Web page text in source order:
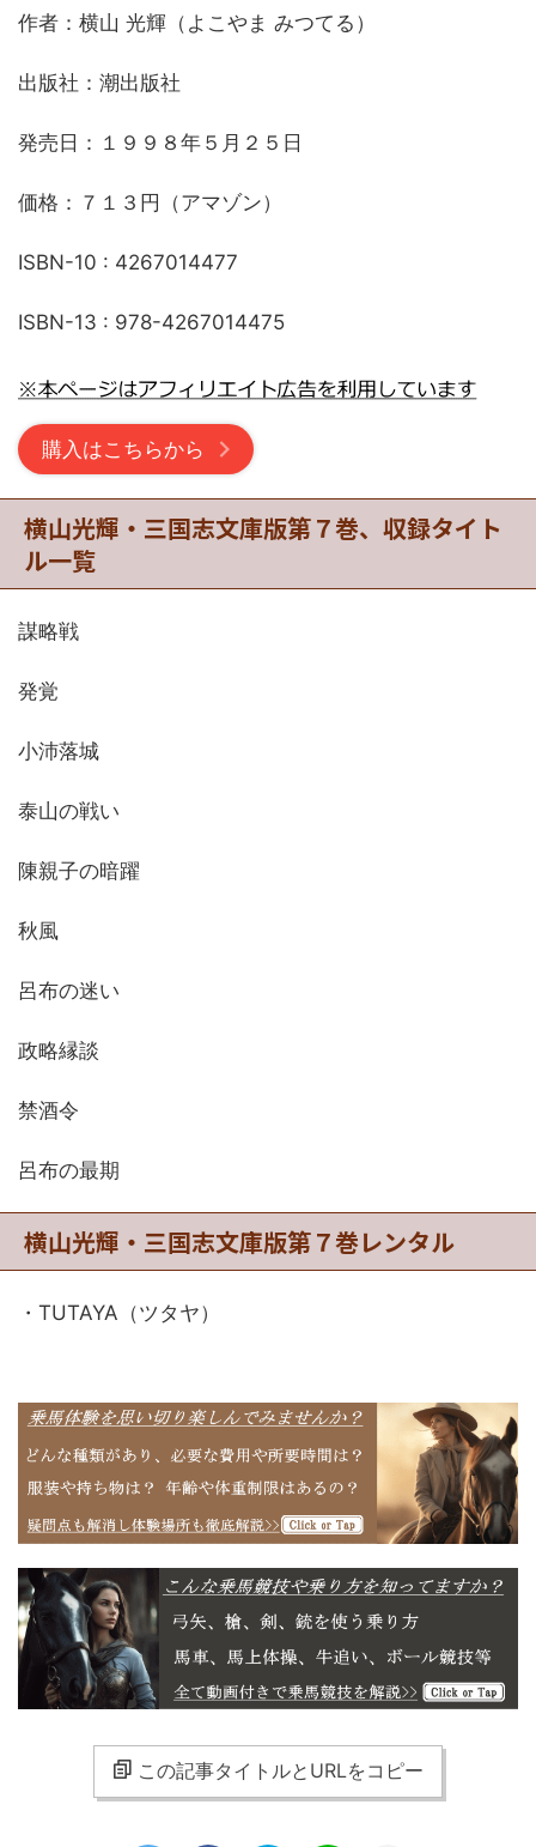
作者：横山 光輝（よこやま みつてる）
出版社：潮出版社
発売日：１９９８年５月２５日
価格：７１３円（アマゾン）
ISBN-10 : 4267014477
ISBN-13 : 978-4267014475
購入はこちらから
横山光輝・三国志文庫版第７巻、収録タイト
ル一覧
謀略戦
発覚
小沛落城
泰山の戦い
陳親子の暗躍
秋風
呂布の迷い
政略縁談
禁酒令
呂布の最期
横山光輝・三国志文庫版第７巻レンタル
・TUTAYA（ツタヤ）
この記事タイトルとURLをコピー